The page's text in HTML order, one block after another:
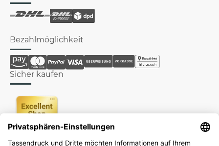
Bezahlmöglichkeit
Sicher kaufen